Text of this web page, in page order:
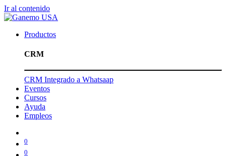
Ir al contenido
Productos
CRM
CRM Integrado a Whatsaap
Eventos
Cursos
Ayuda
Empleos
0
0